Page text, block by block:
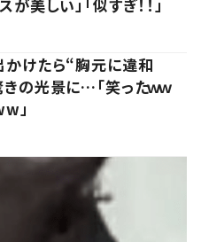
が美しい」「似すぎ！！」
かけたら“胸元に違和
の光景に…「笑ったｗｗ
」